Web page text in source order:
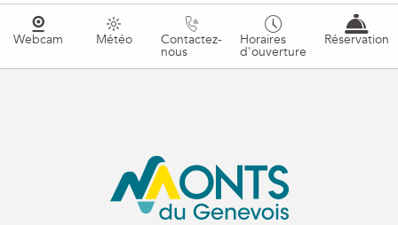
Webcam Météo Contactez-
nous
Horaires
d'ouverture
Réservation